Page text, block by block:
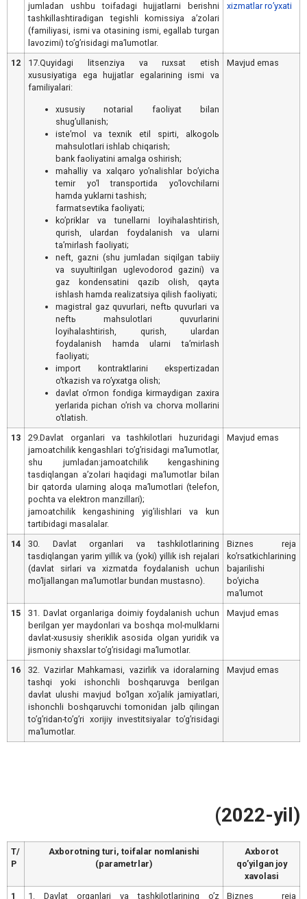
jumladan ushbu toifadagi hujjatlarni berishni
tashkillashtiradigan tegishli komissiya aʼzolari
(familiyasi, ismi va otasining ismi, egallab turgan
lavozimi) toʼgʼrisidagi maʼlumotlar.
xizmatlar ro’yxati
12
17.Quyidagi litsenziya va ruxsat etish
xususiyatiga ega hujjatlar egalarining ismi va
familiyalari:
xususiy notarial faoliyat bilan
shugʼullanish;
isteʼmol va texnik etil spirti, alkogolь
mahsulotlari ishlab chiqarish;
bank faoliyatini amalga oshirish;
mahalliy va xalqaro yoʼnalishlar boʼyicha
temir yoʼl transportida yoʼlovchilarni
hamda yuklarni tashish;
farmatsevtika faoliyati;
koʼpriklar va tunellarni loyihalashtirish,
qurish, ulardan foydalanish va ularni
taʼmirlash faoliyati;
neft, gazni (shu jumladan siqilgan tabiiy
va suyultirilgan uglevodorod gazini) va
gaz kondensatini qazib olish, qayta
ishlash hamda realizatsiya qilish faoliyati;
magistral gaz quvurlari, neftь quvurlari va
neftь mahsulotlari quvurlarini
loyihalashtirish, qurish, ulardan
foydalanish hamda ularni taʼmirlash
faoliyati;
import kontraktlarini ekspertizadan
oʼtkazish va roʼyxatga olish;
davlat oʼrmon fondiga kirmaydigan zaxira
yerlarida pichan oʼrish va chorva mollarini
oʼtlatish.
Mavjud emas
13
29.Davlat organlari va tashkilotlari huzuridagi
jamoatchilik kengashlari toʼgʼrisidagi maʼlumotlar,
shu jumladan:jamoatchilik kengashining
tasdiqlangan aʼzolari haqidagi maʼlumotlar bilan
bir qatorda ularning aloqa maʼlumotlari (telefon,
pochta va elektron manzillari);
jamoatchilik kengashining yigʼilishlari va kun
tartibidagi masalalar.
Mavjud emas
14
30. Davlat organlari va tashkilotlarining
tasdiqlangan yarim yillik va (yoki) yillik ish rejalari
(davlat sirlari va xizmatda foydalanish uchun
moʼljallangan maʼlumotlar bundan mustasno).
Biznes reja
koʼrsatkichlarining
bajarilishi
boʼyicha
maʼlumot
15
31. Davlat organlariga doimiy foydalanish uchun
berilgan yer maydonlari va boshqa mol-mulklarni
davlat-xususiy sheriklik asosida olgan yuridik va
jismoniy shaxslar toʼgʼrisidagi maʼlumotlar.
Mavjud emas
16
32. Vazirlar Mahkamasi, vazirlik va idoralarning
tashqi yoki ishonchli boshqaruvga berilgan
davlat ulushi mavjud boʼlgan xoʼjalik jamiyatlari,
ishonchli boshqaruvchi tomonidan jalb qilingan
toʼgʼridan-toʼgʼri xorijiy investitsiyalar toʼgʼrisidagi
maʼlumotlar.
Mavjud emas
(2022-yil)
T/
Р
Аxborotning turi, toifalar nomlanishi
(parametrlar)
Аxborot
qoʼyilgan joy
xavolasi
1
1. Davlat organlari va tashkilotlarining oʼz
Biznes reja